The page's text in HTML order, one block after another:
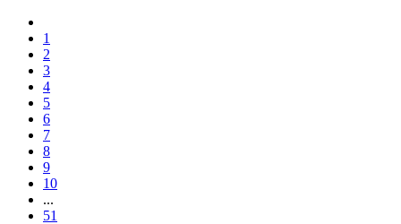
1
2
3
4
5
6
7
8
9
10
...
51